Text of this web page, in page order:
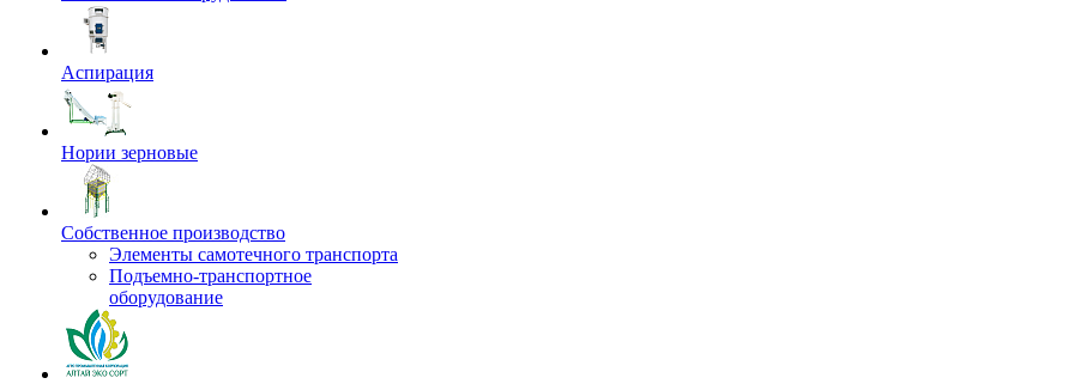
Аспирация
Нории зерновые
Собственное производство
Элементы самотечного транспорта
Подъемно-транспортное
оборудование